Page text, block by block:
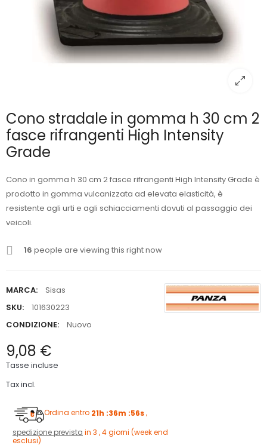
Cono stradale in gomma h 30 cm 2
fasce rifrangenti High Intensity
Grade
Cono in gomma h 30 cm 2 fasce rifrangenti High Intensity Grade è
prodotto in gomma vulcanizzata ad elevata elasticità, è
resistente agli urti e agli schiacciamenti dovuti al passaggio dei
veicoli.
16 people are viewing this right now
MARCA:
Sisas
SKU:
101630223
CONDIZIONE:
Nuovo
9,08 €
Tasse incluse
Tax incl.
Ordina entro 21h :36m :55s,
spedizione prevista in 3 , 4 giorni (week end
esclusi)